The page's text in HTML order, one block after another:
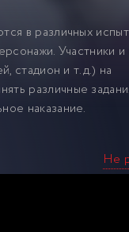
в различных
Участники и
стадион и т.д.) на
различные
наказание.
Не